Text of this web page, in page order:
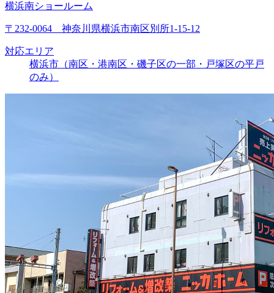
横浜南ショールーム
〒232-0064 神奈川県横浜市南区別所1-15-12
対応エリア
横浜市（南区・港南区・磯子区の一部・戸塚区の平戸
のみ）